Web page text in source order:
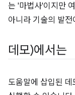
는 '마법사'이지만
아니라 기술의 발
데모)에서는
도움말에 삽입된